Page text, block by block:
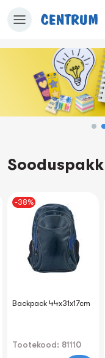
Lisa
-38%
Backpack 44x31x17cm
Tootekood: 81110